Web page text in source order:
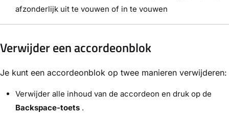
afzonderlijk uit te vouwen of in te vouwen
Verwijder een accordeonblok
Je kunt een accordeonblok op twee manieren verwijderen:
Verwijder alle inhoud van de accordeon en druk op de
Backspace-toets .